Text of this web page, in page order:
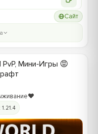
Сайт
PvP, Мини-Игры 😡